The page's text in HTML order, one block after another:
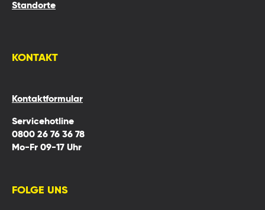
Standorte
KONTAKT
Kontaktformular
Servicehotline
0800 26 76 36 78
Mo-Fr 09-17 Uhr
FOLGE UNS